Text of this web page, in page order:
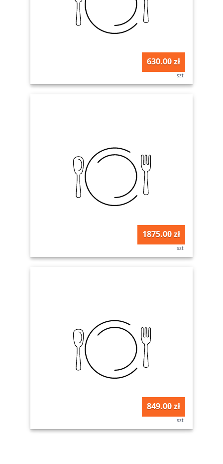
630.00 zł
szt
1875.00 zł
szt
849.00 zł
szt